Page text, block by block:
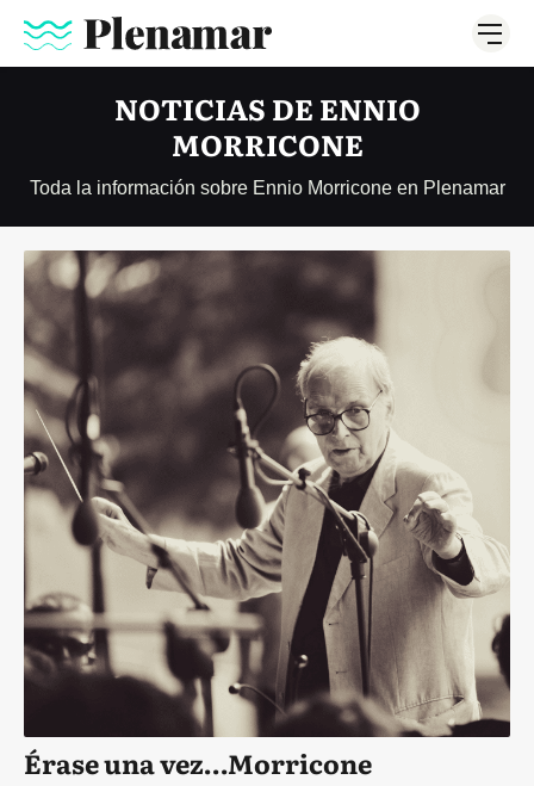
NOTICIAS DE ENNIO
MORRICONE
Toda la información sobre Ennio Morricone en Plenamar
Érase una vez…Morricone